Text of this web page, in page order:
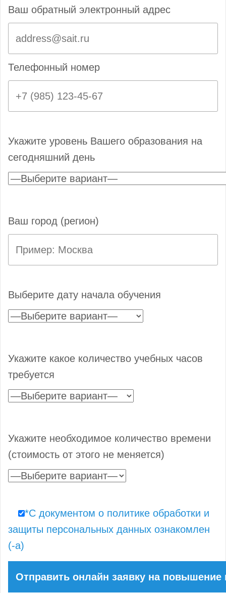
Ваш обратный электронный адрес
Телефонный номер
Укажите уровень Вашего образования на
сегодняшний день
Ваш город (регион)
Выберите дату начала обучения
Укажите какое количество учебных часов
требуется
Укажите необходимое количество времени
(стоимость от этого не меняется)
*С документом о политике обработки и
защиты персональных данных ознакомлен
(-а)